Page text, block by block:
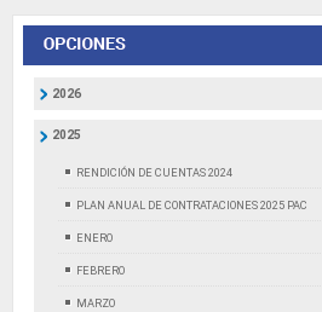
2026
2025
RENDICIÓN DE CUENTAS 2024
PLAN ANUAL DE CONTRATACIONES 2025 PAC
ENERO
FEBRERO
MARZO